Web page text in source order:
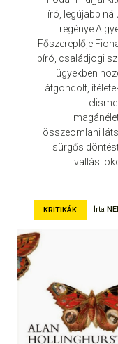
író, legújabb
regénye A
Főszereplője
bíró, családjogi
ügyekben
átgondolt,
összeomlani
sürgős
vallási
KRITIKÁK Írta